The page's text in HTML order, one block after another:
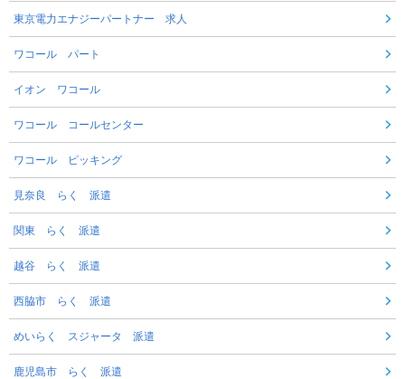
東京電力エナジーパートナー 求人
ワコール パート
イオン ワコール
ワコール コールセンター
ワコール ピッキング
見奈良 らく 派遣
関東 らく 派遣
越谷 らく 派遣
西脇市 らく 派遣
めいらく スジャータ 派遣
鹿児島市 らく 派遣